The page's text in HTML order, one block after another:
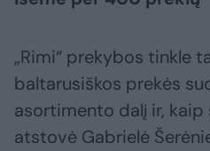
„Rimi“ prekybos tinkle
baltarusiškos prekės
asortimento dalį ir,
atstovė Gabrielė